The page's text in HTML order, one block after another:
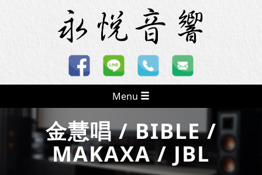
Menu
金慧唱 / BIBLE /
MAKAXA / JBL